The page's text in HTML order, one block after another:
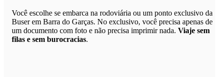
Você escolhe se embarca na rodoviária ou um ponto exclusivo da
Buser em Barra do Garças. No exclusivo, você precisa apenas de
um documento com foto e não precisa imprimir nada. Viaje sem
filas e sem burocracias.